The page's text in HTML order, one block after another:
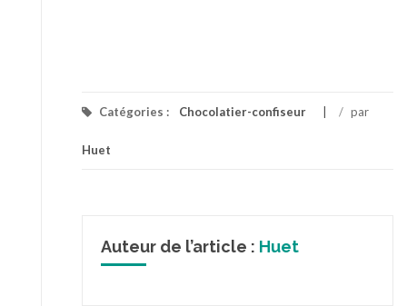
Catégories : Chocolatier-confiseur / par
Huet
Auteur de l’article : Huet